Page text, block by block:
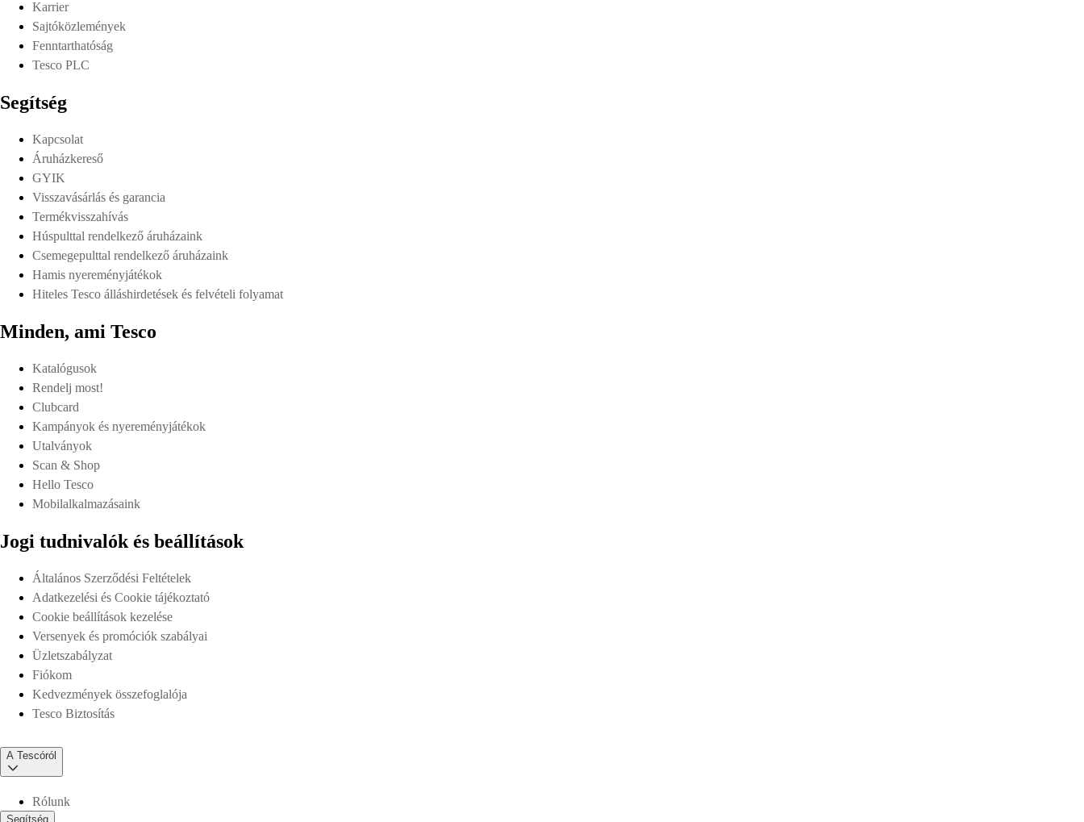
Karrier
Sajtóközlemények
Fenntarthatóság
Tesco PLC
Segítség
Kapcsolat
Áruházkereső
GYIK
Visszavásárlás és garancia
Termékvisszahívás
Húspulttal rendelkező áruházaink
Csemegepulttal rendelkező áruházaink
Hamis nyereményjátékok
Hiteles Tesco álláshirdetések és felvételi folyamat
Minden, ami Tesco
Katalógusok
Rendelj most!
Clubcard
Kampányok és nyereményjátékok
Utalványok
Scan & Shop
Hello Tesco
Mobilalkalmazásaink
Jogi tudnivalók és beállítások
Általános Szerződési Feltételek
Adatkezelési és Cookie tájékoztató
Cookie beállítások kezelése
Versenyek és promóciók szabályai
Üzletszabályzat
Fiókom
Kedvezmények összefoglalója
Tesco Biztosítás
A Tescóról
Rólunk
Segítség